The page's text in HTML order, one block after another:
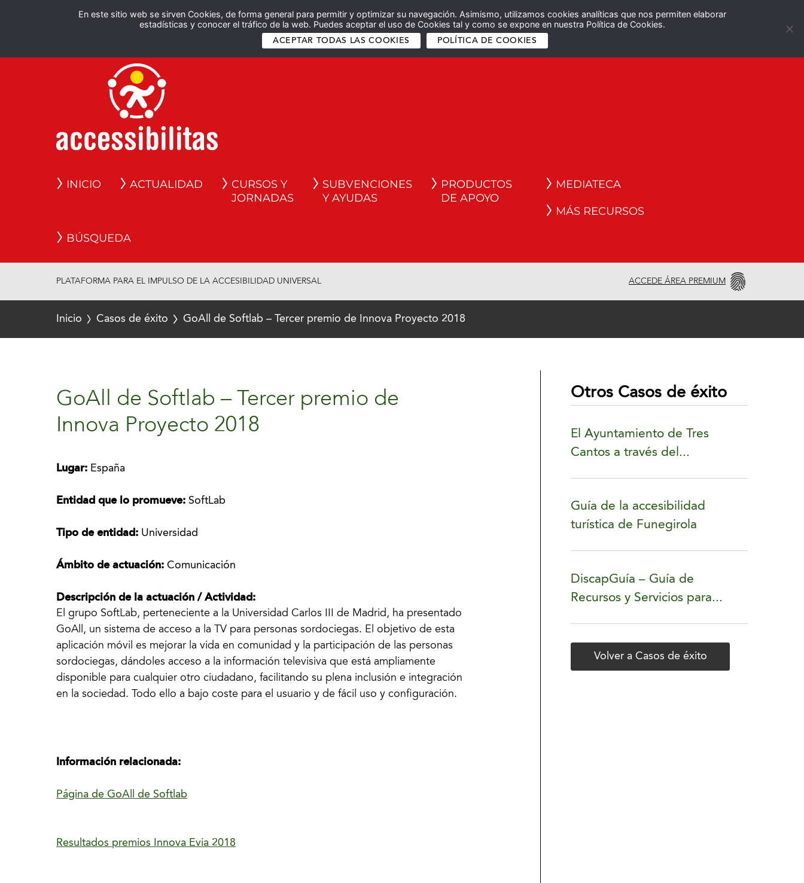
En este sitio web se sirven Cookies, de forma general para permitir y optimizar su navegación. Asimismo, utilizamos cookies analíticas que nos permiten elaborar
estadísticas y conocer el tráfico de la web. Puedes aceptar el uso de Cookies tal y como se expone en nuestra Política de Cookies.
ACEPTAR TODAS LAS COOKIES POLÍTICA DE COOKIES
Español English
INICIO ACTUALIDAD
CURSOS Y
JORNADAS
SUBVENCIONES
Y AYUDAS
PRODUCTOS
DE APOYO
MEDIATECA
MÁS RECURSOS
BÚSQUEDA
PLATAFORMA PARA EL IMPULSO DE LA ACCESIBILIDAD UNIVERSAL ACCEDE ÁREA PREMIUM
Inicio Casos de éxito GoAll de Softlab – Tercer premio de Innova Proyecto 2018
GoAll de Softlab – Tercer premio de
Innova Proyecto 2018
Lugar: España
Entidad que lo promueve: SoftLab
Tipo de entidad: Universidad
Ámbito de actuación:Comunicación
Descripción de la actuación / Actividad:
El grupo SoftLab, perteneciente a la Universidad Carlos III de Madrid, ha presentado
GoAll, un sistema de acceso a la TV para personas sordociegas. El objetivo de esta
aplicación móvil es mejorar la vida en comunidad y la participación de las personas
sordociegas, dándoles acceso a la información televisiva que está ampliamente
disponible para cualquier otro ciudadano, facilitando su plena inclusión e integración
en la sociedad. Todo ello a bajo coste para el usuario y de fácil uso y configuración.
Información relacionada:
Página de GoAll de Softlab
Resultados premios Innova Evia 2018
Otros Casos de éxito
El Ayuntamiento de Tres
Cantos a través del...
Guía de la accesibilidad
turística de Funegirola
DiscapGuía – Guía de
Recursos y Servicios para...
Volver a Casos de éxito